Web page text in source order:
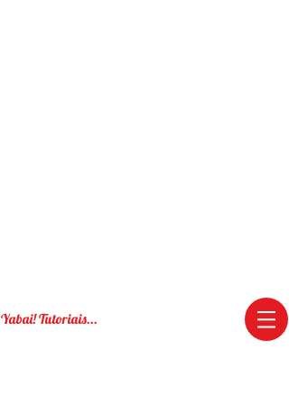
Yabai! Tutoriais...